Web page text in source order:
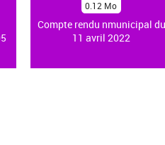
Compte rendu nmunicipal du
11 avril 2022
0.12 Mo
)